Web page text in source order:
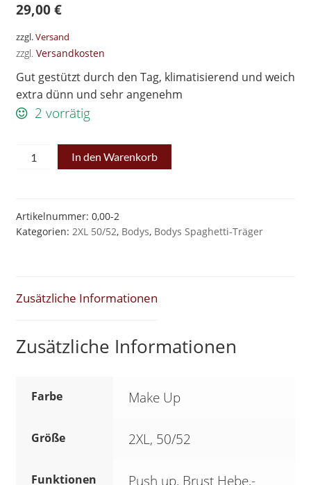
29,00€
zzgl.Versand
zzgl. Versandkosten
Gut gestützt durch den Tag, klimatisierend und weich
extra dünn und sehr angenehm
2 vorrätig
Schlankstütz
Mieder-
Body
XXL
up
TAILLE*SK2,5
In den Warenkorb
Artikelnummer: 0,00-2
Kategorien: 2XL 50/52, Bodys, Bodys Spaghetti-Träger
Zusätzliche Informationen
Zusätzliche Informationen
Farbe Make Up
Größe 2XL, 50/52
Funktionen Push up, Brust Hebe,-